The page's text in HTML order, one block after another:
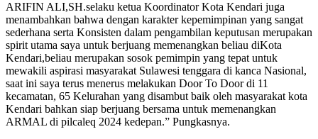
ARIFIN ALI,SH.selaku ketua Koordinator Kota Kendari juga
menambahkan bahwa dengan karakter kepemimpinan yang sangat
sederhana serta Konsisten dalam pengambilan keputusan merupakan
spirit utama saya untuk berjuang memenangkan beliau diKota
Kendari,beliau merupakan sosok pemimpin yang tepat untuk
mewakili aspirasi masyarakat Sulawesi tenggara di kanca Nasional,
saat ini saya terus menerus melakukan Door To Door di 11
kecamatan, 65 Kelurahan yang disambut baik oleh masyarakat kota
Kendari bahkan siap berjuang bersama untuk memenangkan
ARMAL di pilcaleq 2024 kedepan.” Pungkasnya.